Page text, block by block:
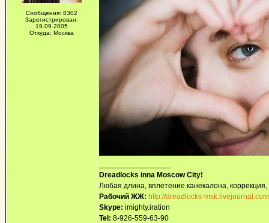
Сообщения: 8302
Зарегистрирован:
19.09.2005
Откуда: Москва
Dreadlocks inna Moscow Сity!
Любая длина, вплетение канекалона,
Рабочий ЖЖ: http://dreadlocks-
Skype: imighty.iration
Tel: 8-926-559-63-90